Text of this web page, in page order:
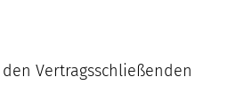
Vertragsschließenden